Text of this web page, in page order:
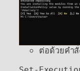
ต่อด้วยคำสั่